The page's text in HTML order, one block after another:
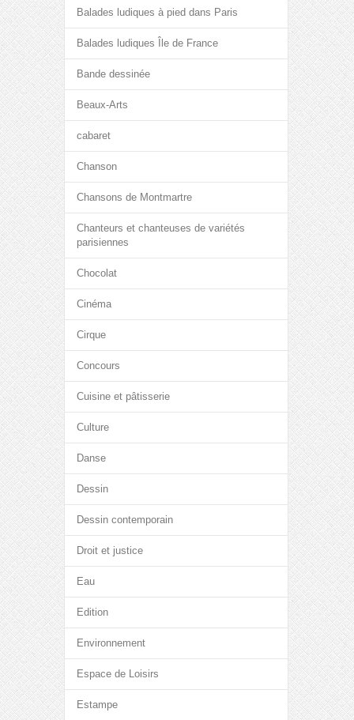
Balades ludiques à pied dans Paris
Balades ludiques Île de France
Bande dessinée
Beaux-Arts
cabaret
Chanson
Chansons de Montmartre
Chanteurs et chanteuses de variétés
parisiennes
Chocolat
Cinéma
Cirque
Concours
Cuisine et pâtisserie
Culture
Danse
Dessin
Dessin contemporain
Droit et justice
Eau
Edition
Environnement
Espace de Loisirs
Estampe